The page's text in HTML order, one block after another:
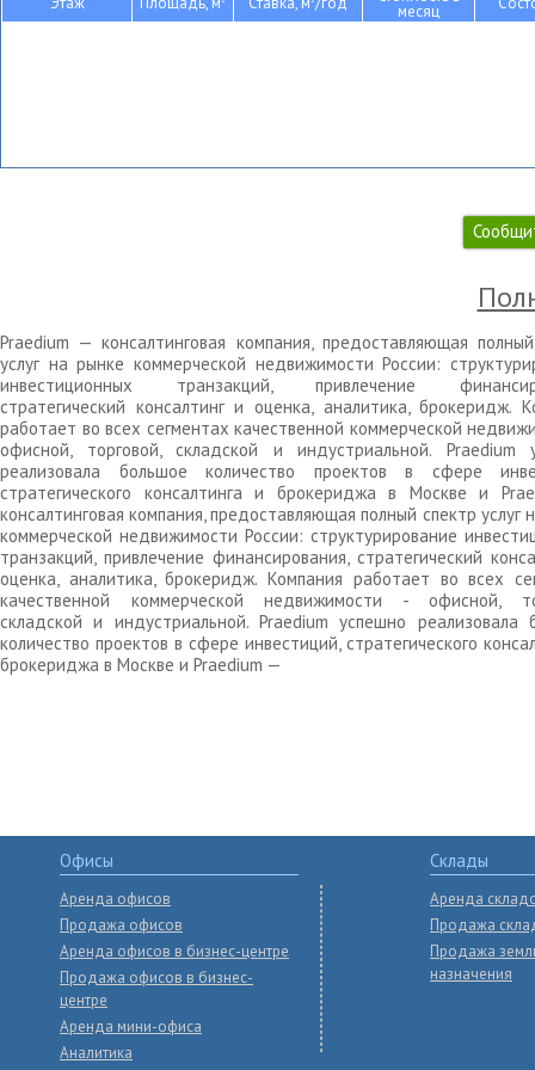
месяц
Praedium — консалтинговая компания, предоставляющая
услуг на рынке коммерческой недвижимости России:
инвестиционных транзакций, привлечение
стратегический консалтинг и оценка, аналитика, брокеридж.
работает во всех сегментах качественной коммерческой
офисной, торговой, складской и индустриальной. Praedium
реализовала большое количество проектов в сфере
стратегического консалтинга и брокериджа в Москве и
консалтинговая компания, предоставляющая полный спектр услуг
коммерческой недвижимости России: структурирование
транзакций, привлечение финансирования, стратегический
оценка, аналитика, брокеридж. Компания работает во всех
качественной коммерческой недвижимости - офисной,
складской и индустриальной. Praedium успешно реализовала
количество проектов в сфере инвестиций, стратегического
брокериджа в Москве и Praedium —
Офисы
Аренда офисов
Продажа офисов
Аренда офисов в бизнес-центре
Продажа офисов в бизнес-
центре
Аренда мини-офиса
Аналитика
Склады
Аренда
Продажа
Продажа
назначения